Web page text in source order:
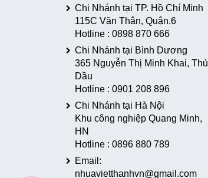
Chi Nhánh tại TP. Hồ Chí Minh
115C Văn Thân, Quận.6
Hotline : 0898 870 666
Chi Nhánh tại Bình Dương
365 Nguyễn Thị Minh Khai, Thủ
Dầu
Hotline : 0901 208 896
Chi Nhánh tại Hà Nội
Khu công nghiệp Quang Minh,
HN
Hotline : 0896 880 789
Email:
nhuavietthanhvn@gmail.com